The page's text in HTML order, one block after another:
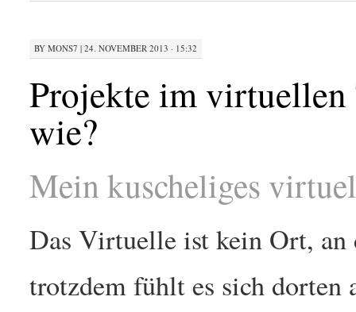
BY MONS7 |24. NOVEMBER 2013 · 15:32
Projekte im virtuellen
wie?
Mein kuscheliges
Das Virtuelle ist kein Ort, an
trotzdem fühlt es sich